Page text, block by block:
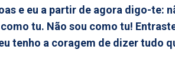
e eu a partir de agora digo-te:
tu. Não sou como tu!
tenho a coragem de dizer tudo